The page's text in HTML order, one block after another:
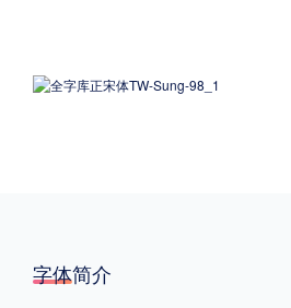
字体简介